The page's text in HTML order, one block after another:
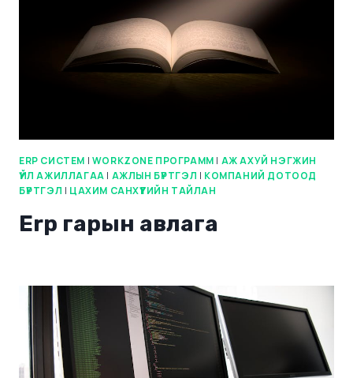
ERP СИСТЕМ | WORKZONE ПРОГРАММ | АЖ АХУЙ НЭГЖИН
ҮЙЛ АЖИЛЛАГАА | АЖЛЫН БҮРТГЭЛ | КОМПАНИЙ ДОТООД
БҮРТГЭЛ | ЦАХИМ САНХҮҮГИЙН ТАЙЛАН
Erp гарын авлага